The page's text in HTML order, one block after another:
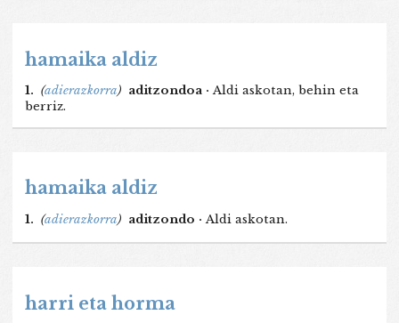
hamaika aldiz
1. (adierazkorra) aditzondoa · Aldi askotan, behin eta
berriz.
hamaika aldiz
1. (adierazkorra) aditzondo · Aldi askotan.
harri eta horma